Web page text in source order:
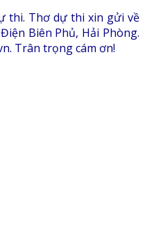
thi. Thơ dự thi xin gửi về
Biên Phủ, Hải Phòng.
Trân trọng cám ơn!